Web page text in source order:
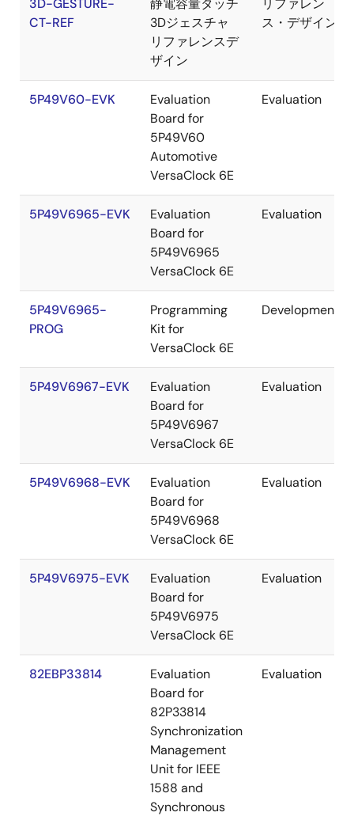
3D-GESTURE-
CT-REF
静電容量タッチ
3Dジェスチャ
リファレンスデ
ザイン
リファレン
ス・デザイン
5P49V60-EVK
Evaluation
Board for
5P49V60
Automotive
VersaClock 6E
Evaluation
5P49V6965-EVK
Evaluation
Board for
5P49V6965
VersaClock 6E
Evaluation
5P49V6965-
PROG
Programming
Kit for
VersaClock 6E
Development
5P49V6967-EVK
Evaluation
Board for
5P49V6967
VersaClock 6E
Evaluation
5P49V6968-EVK
Evaluation
Board for
5P49V6968
VersaClock 6E
Evaluation
5P49V6975-EVK
Evaluation
Board for
5P49V6975
VersaClock 6E
Evaluation
82EBP33814
Evaluation
Board for
82P33814
Synchronization
Management
Unit for IEEE
1588 and
Synchronous
Evaluation